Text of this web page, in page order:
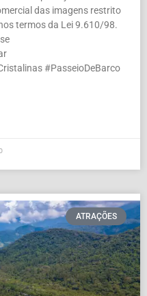
das imagens restrito
termos da Lei 9.610/98.
#PasseioDeBarco
ATRAÇÕES